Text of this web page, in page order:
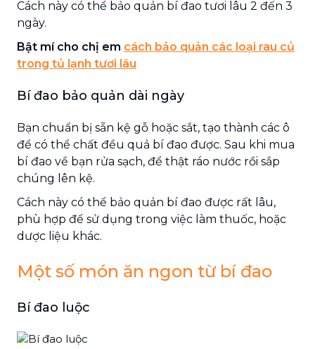
Cách này có thể bảo quản bí đao tươi lâu 2 đến 3
ngày.
Bật mí cho chị em cách bảo quản các loại rau củ
trong tủ lạnh tươi lâu
Bí đao bảo quản dài ngày
Bạn chuẩn bị sẵn kệ gỗ hoặc sắt, tạo thành các ô
để có thể chất đều quả bí đao được. Sau khi mua
bí đao về bạn rửa sạch, để thật ráo nước rồi sắp
chúng lên kệ.
Cách này có thể bảo quản bí đao được rất lâu,
phù hợp để sử dụng trong việc làm thuốc, hoặc
dược liệu khác.
Một số món ăn ngon từ bí đao
Bí đao luộc